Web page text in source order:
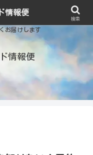
お届けします
情報便
情報便
検索